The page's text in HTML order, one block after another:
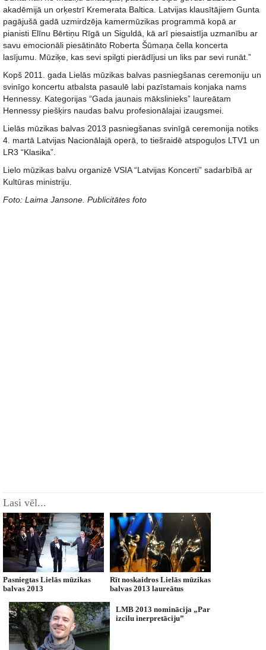
akadēmijā un orķestrī Kremerata Baltica. Latvijas klausītājiem Gunta
pagājušā gadā uzmirdzēja kamermūzikas programmā kopā ar
pianisti Elīnu Bērtiņu Rīgā un Siguldā, kā arī piesaistīja uzmanību ar
savu emocionāli piesātināto Roberta Šūmaņa čella koncerta
lasījumu. Mūziķe, kas sevi spilgti pierādījusi un liks par sevi runāt.”
Kopš 2011. gada Lielās mūzikas balvas pasniegšanas ceremoniju un
svinīgo koncertu atbalsta pasaulē labi pazīstamais konjaka nams
Hennessy. Kategorijas “Gada jaunais mākslinieks” laureātam
Hennessy piešķirs naudas balvu profesionālajai izaugsmei.
Lielās mūzikas balvas 2013 pasniegšanas svinīgā ceremonija notiks
4. martā Latvijas Nacionālajā operā, to tiešraidē atspoguļos LTV1 un
LR3 “Klasika”.
Lielo mūzikas balvu organizē VSIA “Latvijas Koncerti” sadarbībā ar
Kultūras ministriju.
Foto: Laima Jansone. Publicitātes foto
Lasi vēl...
Pasniegtas Lielās mūzikas
balvas 2013
Rīt noskaidros Lielās mūzikas
balvas 2013 laureātus
LMB 2013 nominācija „Par
izcilu inerpretāciju”